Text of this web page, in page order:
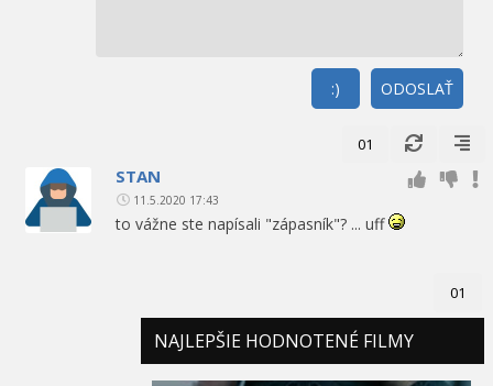
ODOSLAŤ
:)
01
STAN
11.5.2020 17:43
to vážne ste napísali "zápasník"? ... uff
01
NAJLEPŠIE HODNOTENÉ FILMY